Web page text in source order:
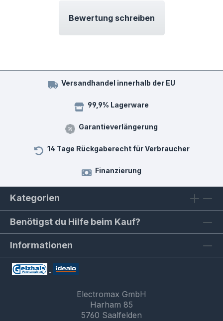
Bewertung schreiben
Versandhandel innerhalb der EU
99,9% Lagerware
Garantieverlängerung
14 Tage Rückgaberecht für Verbraucher
Finanzierung
Kategorien
Benötigst du Hilfe beim Kauf?
Informationen
Electromax GmbH
Harham 85
5760 Saalfelden